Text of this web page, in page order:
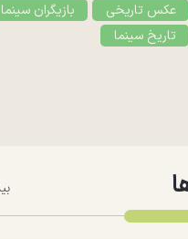
عکس تاریخی
بازیگران سینما
تاریخ سینما